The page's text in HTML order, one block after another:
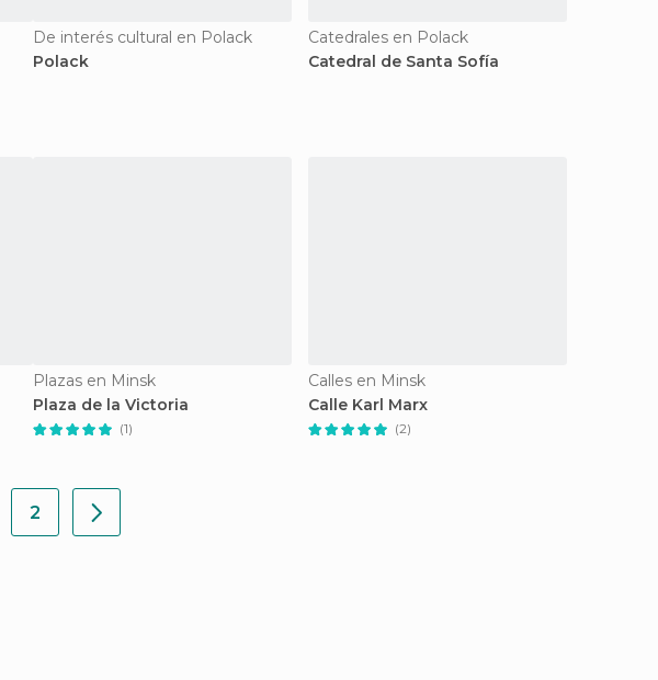
De interés cultural en Polack
Polack
Catedrales en Polack
Catedral de Santa Sofía
Plazas en Minsk
Plaza de la Victoria
(1)
Calles en Minsk
Calle Karl Marx
(2)
2